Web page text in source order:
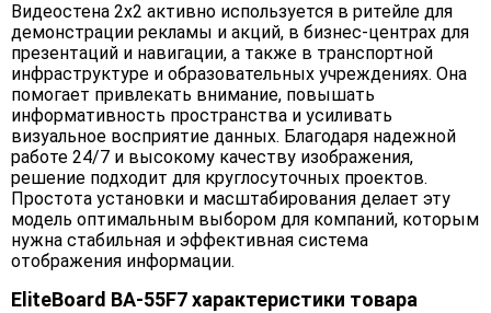
Видеостена 2х2 активно используется в ритейле для
демонстрации рекламы и акций, в бизнес-центрах для
презентаций и навигации, а также в транспортной
инфраструктуре и образовательных учреждениях. Она
помогает привлекать внимание, повышать
информативность пространства и усиливать
визуальное восприятие данных. Благодаря надежной
работе 24/7 и высокому качеству изображения,
решение подходит для круглосуточных проектов.
Простота установки и масштабирования делает эту
модель оптимальным выбором для компаний, которым
нужна стабильная и эффективная система
отображения информации.
EliteBoard BA-55F7 характеристики товара